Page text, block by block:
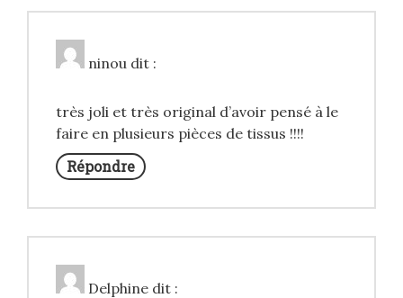
ninou dit :
très joli et très original d’avoir pensé à le
faire en plusieurs pièces de tissus !!!!
Répondre
Delphine dit :